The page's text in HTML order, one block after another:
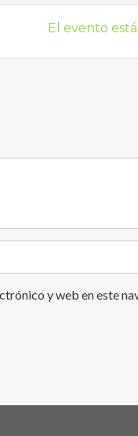
El evento
y web en este